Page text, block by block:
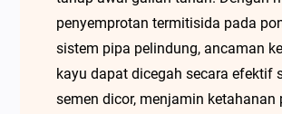
penyemprotan termitisida pada
sistem pipa pelindung, ancaman
kayu dapat dicegah secara efektif
semen dicor, menjamin ketahanan